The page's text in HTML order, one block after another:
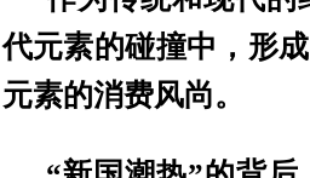
代元素的碰撞中，形
元素的消费风尚。